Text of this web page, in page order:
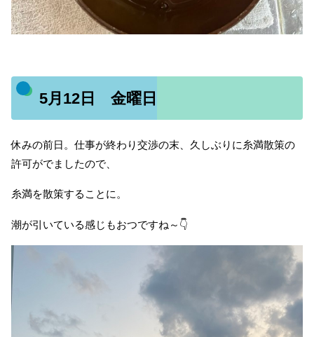
5月12日 金曜日
休みの前日。仕事が終わり交渉の末、久しぶりに糸満散策の
許可がでましたので、
糸満を散策することに。
潮が引いている感じもおつですね～👇